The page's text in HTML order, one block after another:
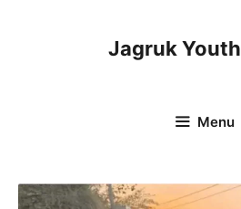
Jagruk
Menu